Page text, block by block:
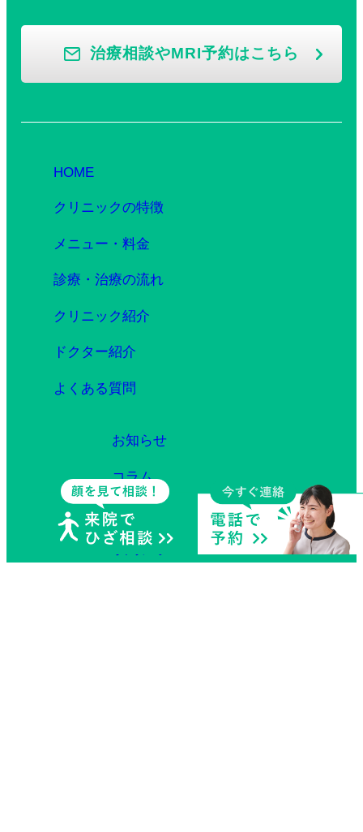
治療相談やMRI予約はこちら
HOME
クリニックの特徴
メニュー・料金
診療・治療の流れ
クリニック紹介
ドクター紹介
よくある質問
お知らせ
コラム
症例
予約フォーム